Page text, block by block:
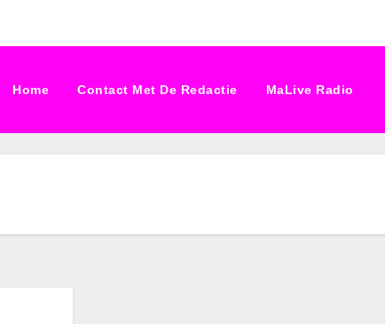
Home Contact Met De Redactie MaLive Radio